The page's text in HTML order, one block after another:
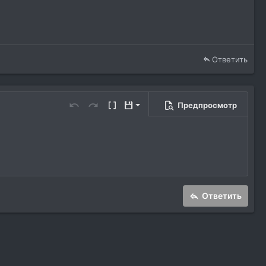
Ответить
ОтменитьПовторить
Переключить режим работы
Черновики
Сохранить черновик
Предпросмотр
Ответить